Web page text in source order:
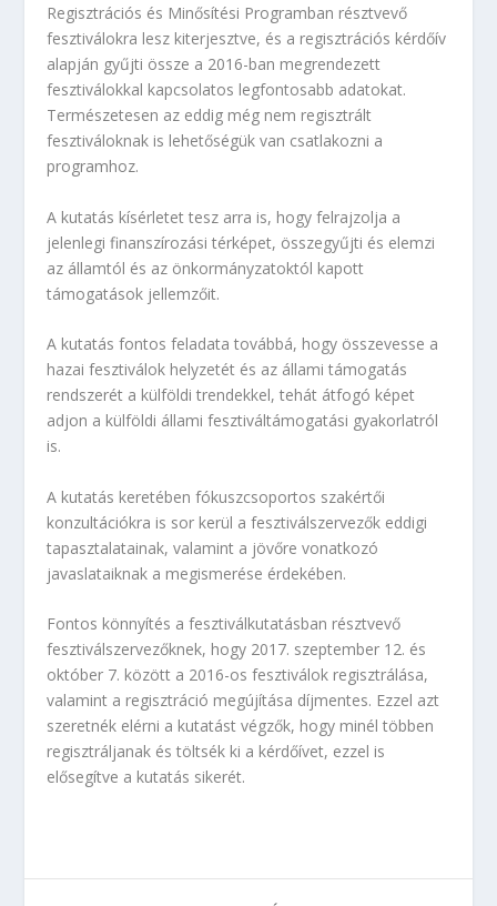
Regisztrációs és Minősítési Programban résztvevő
fesztiválokra lesz kiterjesztve, és a regisztrációs kérdőív
alapján gyűjti össze a 2016-ban megrendezett
fesztiválokkal kapcsolatos legfontosabb adatokat.
Természetesen az eddig még nem regisztrált
fesztiváloknak is lehetőségük van csatlakozni a
programhoz.
A kutatás kísérletet tesz arra is, hogy felrajzolja a
jelenlegi finanszírozási térképet, összegyűjti és elemzi
az államtól és az önkormányzatoktól kapott
támogatások jellemzőit.
A kutatás fontos feladata továbbá, hogy összevesse a
hazai fesztiválok helyzetét és az állami támogatás
rendszerét a külföldi trendekkel, tehát átfogó képet
adjon a külföldi állami fesztiváltámogatási gyakorlatról
is.
A kutatás keretében fókuszcsoportos szakértői
konzultációkra is sor kerül a fesztiválszervezők eddigi
tapasztalatainak, valamint a jövőre vonatkozó
javaslataiknak a megismerése érdekében.
Fontos könnyítés a fesztiválkutatásban résztvevő
fesztiválszervezőknek, hogy 2017. szeptember 12. és
október 7. között a 2016-os fesztiválok regisztrálása,
valamint a regisztráció megújítása díjmentes. Ezzel azt
szeretnék elérni a kutatást végzők, hogy minél többen
regisztráljanak és töltsék ki a kérdőívet, ezzel is
elősegítve a kutatás sikerét.